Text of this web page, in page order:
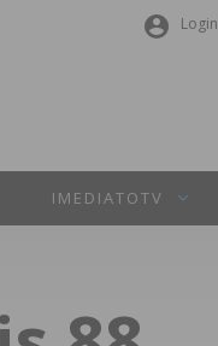
Login
Senha
IMEDIATOTV